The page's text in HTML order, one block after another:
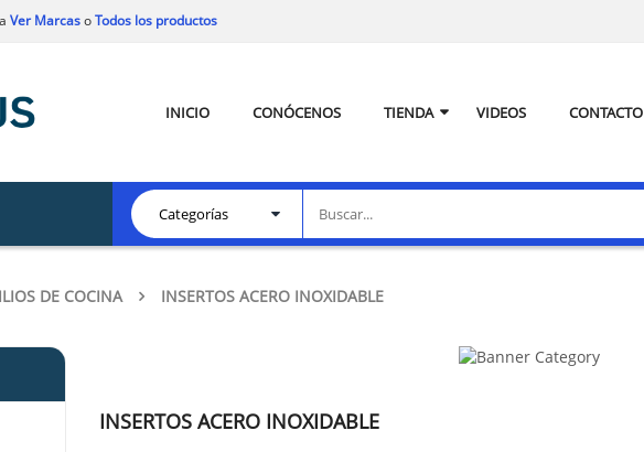
Ver MarcasoTodos los productos
INICIO CONÓCENOS TIENDA VIDEOS CONTACTO
DE COCINA INSERTOS ACERO INOXIDABLE
INSERTOS ACERO INOXIDABLE